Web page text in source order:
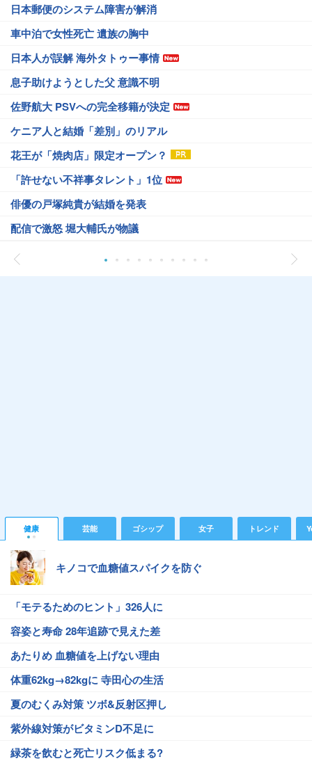
日本郵便のシステム障害が解消
車中泊で女性死亡 遺族の胸中
日本人が誤解 海外タトゥー事情
息子助けようとした父 意識不明
佐野航大 PSVへの完全移籍が決定
ケニア人と結婚「差別」のリアル
花王が「焼肉店」限定オープン？
「許せない不祥事タレント」1位
俳優の戸塚純貴が結婚を発表
配信で激怒 堀大輔氏が物議
健康 芸能 ゴシップ 女子 トレンド
キノコで血糖値スパイクを防ぐ
「モテるためのヒント」326人に
容姿と寿命 28年追跡で見えた差
あたりめ 血糖値を上げない理由
体重62kg→82kgに 寺田心の生活
夏のむくみ対策 ツボ&反射区押し
紫外線対策がビタミンD不足に
緑茶を飲むと死亡リスク低まる?